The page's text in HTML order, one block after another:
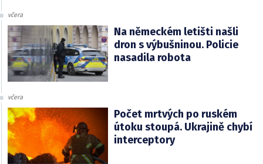
včera
Na německém letišti našli
dron s výbušninou. Policie
nasadila robota
včera
Počet mrtvých po ruském
útoku stoupá. Ukrajině chybí
interceptory